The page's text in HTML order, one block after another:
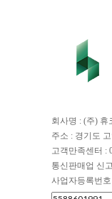
회사명 : (주) 휴
주소 : 경기도
고객만족센터 :
통신판매업 신
사업자등록번호